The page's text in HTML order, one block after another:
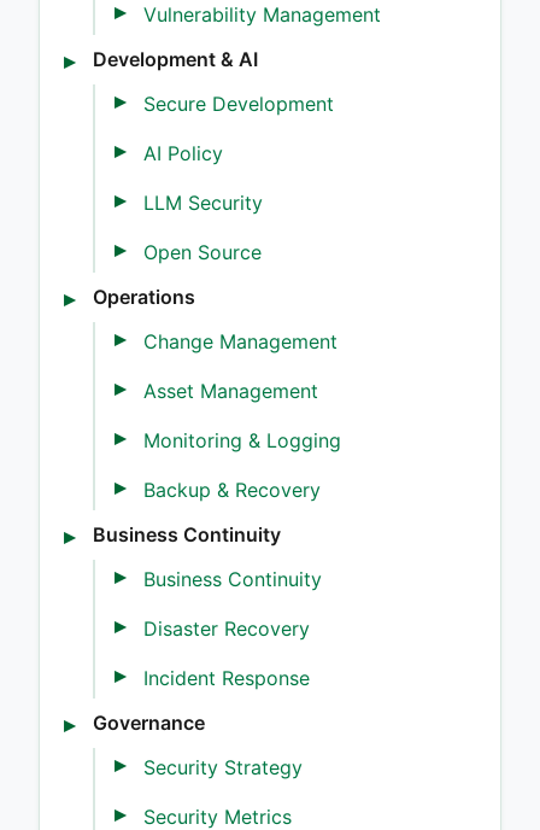
Vulnerability Management
Development & AI
Secure Development
AI Policy
LLM Security
Open Source
Operations
Change Management
Asset Management
Monitoring & Logging
Backup & Recovery
Business Continuity
Business Continuity
Disaster Recovery
Incident Response
Governance
Security Strategy
Security Metrics